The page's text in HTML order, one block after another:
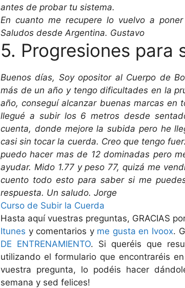
antes de probar tu sistema.
En cuanto me recupere lo vuelvo a
Saludos desde Argentina. Gustavo
5. Progresiones para
Buenos días, Soy opositor al Cuerpo de
más de un año y tengo dificultades en la
año, conseguí alcanzar buenas marcas en
llegué a subir los 6 metros desde
cuenta, donde mejore la subida pero he
casi sin tocar la cuerda. Creo que tengo
puedo hacer mas de 12 dominadas pero
ayudar. Mido 1.77 y peso 77, quizá me
cuento todo esto para saber si me
respuesta. Un saludo. Jorge
Curso de Subir la Cuerda
Hasta aquí vuestras preguntas, GRACIAS
Itunes y comentarios y me gusta en Ivoox.
DE ENTRENAMIENTO. Si queréis que
utilizando el formulario que encontraréis
vuestra pregunta, lo podéis hacer
semana y sed felices!